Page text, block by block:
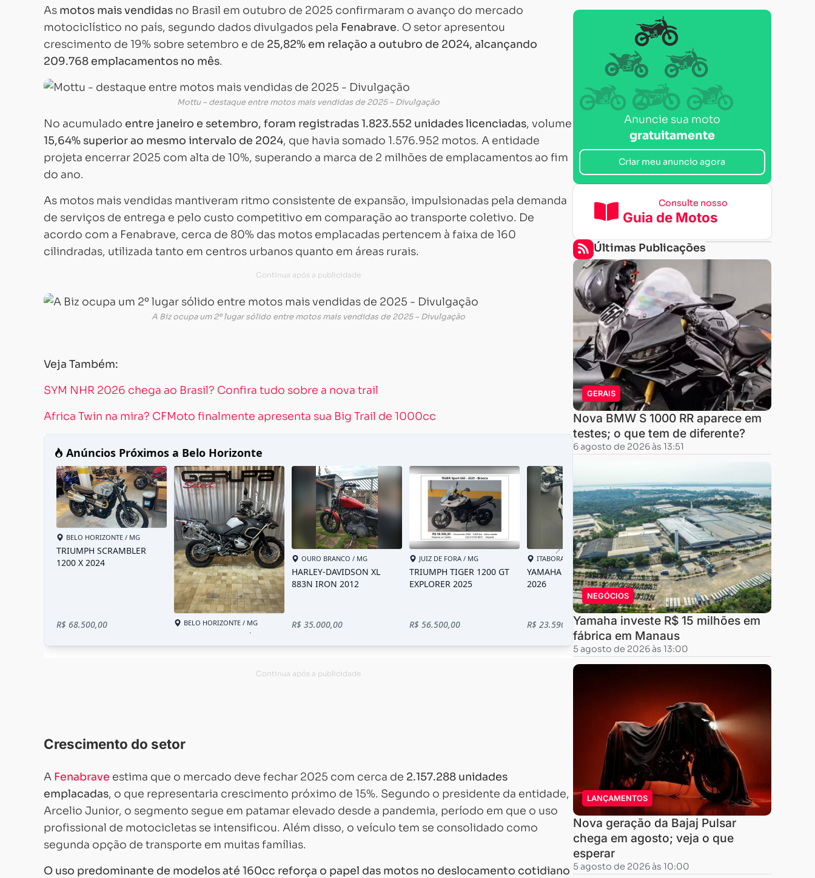
As motos mais vendidas no Brasil em outubro de 2025 confirmaram o avanço do mercado
motociclístico no país, segundo dados divulgados pela Fenabrave. O setor apresentou
crescimento de 19% sobre setembro e de 25,82% em relação a outubro de 2024, alcançando
209.768 emplacamentos no mês.
Mottu – destaque entre motos mais vendidas de 2025 – Divulgação
No acumulado entre janeiro e setembro, foram registradas 1.823.552 unidades licenciadas, volume
15,64% superior ao mesmo intervalo de 2024, que havia somado 1.576.952 motos. A entidade
projeta encerrar 2025 com alta de 10%, superando a marca de 2 milhões de emplacamentos ao fim
do ano.
As motos mais vendidas mantiveram ritmo consistente de expansão, impulsionadas pela demanda
de serviços de entrega e pelo custo competitivo em comparação ao transporte coletivo. De
acordo com a Fenabrave, cerca de 80% das motos emplacadas pertencem à faixa de 160
cilindradas, utilizada tanto em centros urbanos quanto em áreas rurais.
A Biz ocupa um 2º lugar sólido entre motos mais vendidas de 2025 – Divulgação
Veja Também:
SYM NHR 2026 chega ao Brasil? Confira tudo sobre a nova trail
Africa Twin na mira? CFMoto finalmente apresenta sua Big Trail de 1000cc
Crescimento do setor
A Fenabrave estima que o mercado deve fechar 2025 com cerca de 2.157.288 unidades
emplacadas, o que representaria crescimento próximo de 15%. Segundo o presidente da entidade,
Arcelio Junior, o segmento segue em patamar elevado desde a pandemia, período em que o uso
profissional de motocicletas se intensificou. Além disso, o veículo tem se consolidado como
segunda opção de transporte em muitas famílias.
O uso predominante de modelos até 160cc reforça o papel das motos no deslocamento cotidiano
Anuncie sua moto
gratuitamente
Criar meu anuncio agora
Consulte nosso
Guia de Motos
Últimas Publicações
GERAIS
Nova BMW S 1000 RR aparece em
testes; o que tem de diferente?
6 agosto de 2026 às 13:51
NEGÓCIOS
Yamaha investe R$ 15 milhões em
fábrica em Manaus
5 agosto de 2026 às 13:00
LANÇAMENTOS
Nova geração da Bajaj Pulsar
chega em agosto; veja o que
esperar
5 agosto de 2026 às 10:00
Carregando...
Carregando...